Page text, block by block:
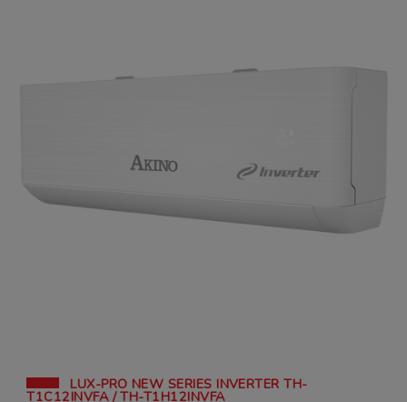
LUX-PRO NEW SERIES INVERTER TH-
T1C12INVFA / TH-T1H12INVFA